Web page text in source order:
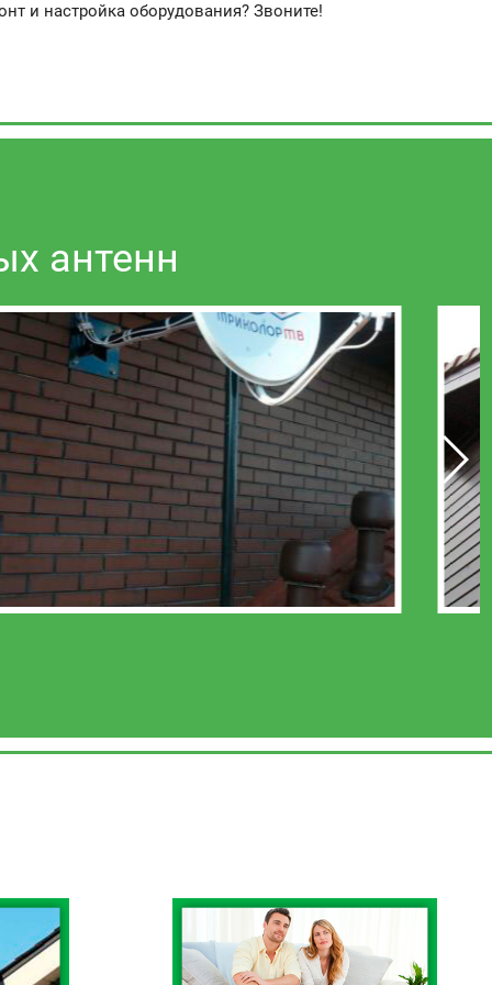
и настройка оборудования? Звоните!
антенн